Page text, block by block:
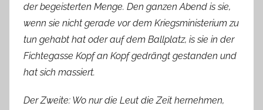
der begeisterten Menge. Den ganzen Abend is sie,
wenn sie nicht gerade vor dem Kriegsministerium zu
tun gehabt hat oder auf dem Ballplatz, is sie in der
Fichtegasse Kopf an Kopf gedrängt gestanden und
hat sich massiert.
Der Zweite: Wo nur die Leut die Zeit hernehmen,